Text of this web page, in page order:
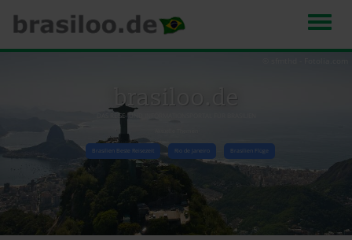
brasiloo.de
DAS REISE- UND INFORMATIONSPORTAL FÜR BRASILIEN
Brasilien Beste Reisezeit Rio de Janeiro Brasilien Flüge